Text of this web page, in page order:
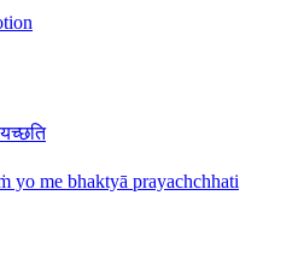
yo me bhaktyā prayachchhati